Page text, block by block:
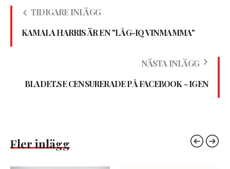
TIDIGARE INLÄGG
KAMALA HARRIS ÄR EN "LÅG-IQ VINMAMMA"
NÄSTA INLÄGG
BLADET.SE CENSURERADE PÅ FACEBOOK - IGEN
Fler inlägg